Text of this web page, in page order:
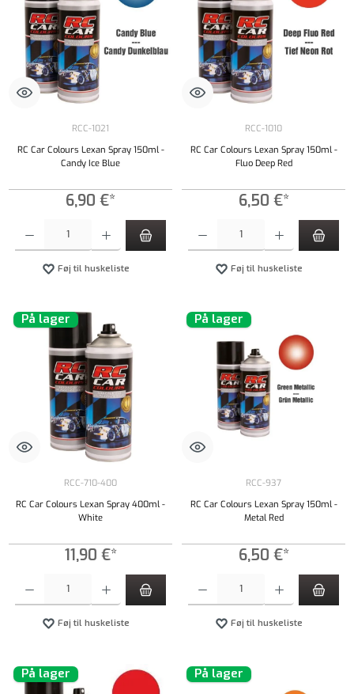
RCC-1021
RC Car Colours Lexan Spray 150ml -
Candy Ice Blue
6,90 €*
Føj til huskeliste
RCC-1010
RC Car Colours Lexan Spray 150ml -
Fluo Deep Red
6,50 €*
Føj til huskeliste
På lager
RCC-710-400
RC Car Colours Lexan Spray 400ml -
White
11,90 €*
Føj til huskeliste
På lager
RCC-937
RC Car Colours Lexan Spray 150ml -
Metal Red
6,50 €*
Føj til huskeliste
På lager På lager